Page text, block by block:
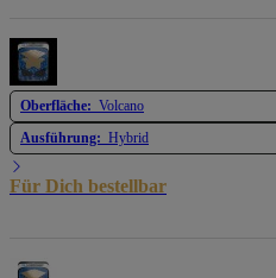
Oberfläche: Volcano
Ausführung: Hybrid
Für Dich bestellbar